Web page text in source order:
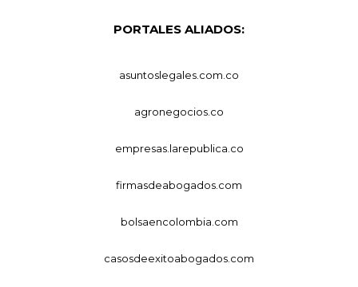
PORTALES ALIADOS:
asuntoslegales.com.co
agronegocios.co
empresas.larepublica.co
firmasdeabogados.com
bolsaencolombia.com
casosdeexitoabogados.com